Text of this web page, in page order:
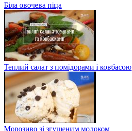
Біла овочева піца
Теплий салат з помідорами і ковбасою
Морозиво зі згущеним молоком